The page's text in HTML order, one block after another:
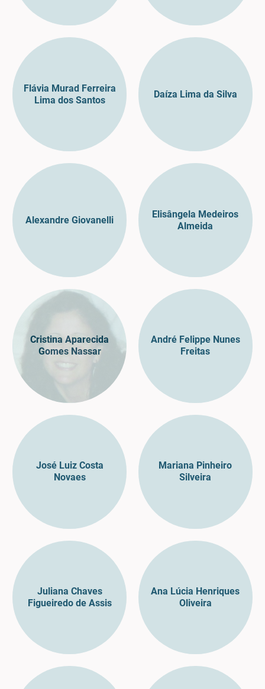
Flávia Murad Ferreira
Lima dos Santos
Daíza Lima da Silva
Alexandre Giovanelli
Elisângela Medeiros
Almeida
Cristina Aparecida
Gomes Nassar
André Felippe Nunes
Freitas
José Luiz Costa
Novaes
Mariana Pinheiro
Silveira
Juliana Chaves
Figueiredo de Assis
Ana Lúcia Henriques
Oliveira